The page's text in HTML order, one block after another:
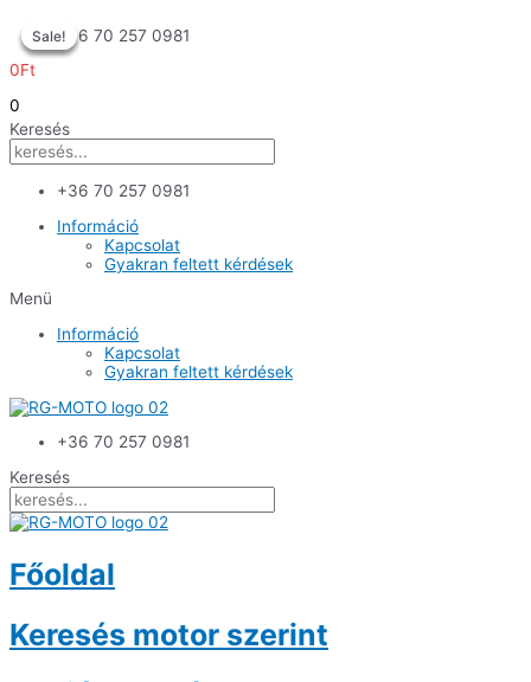
to
content
+36 70 257 0981
0Ft
0
Keresés
+36 70 257 0981
Információ
Kapcsolat
Gyakran feltett kérdések
Menü
Információ
Kapcsolat
Gyakran feltett kérdések
+36 70 257 0981
Keresés
Főoldal
Keresés motor szerint
Sale!
Sale!
Sale!
Sale!